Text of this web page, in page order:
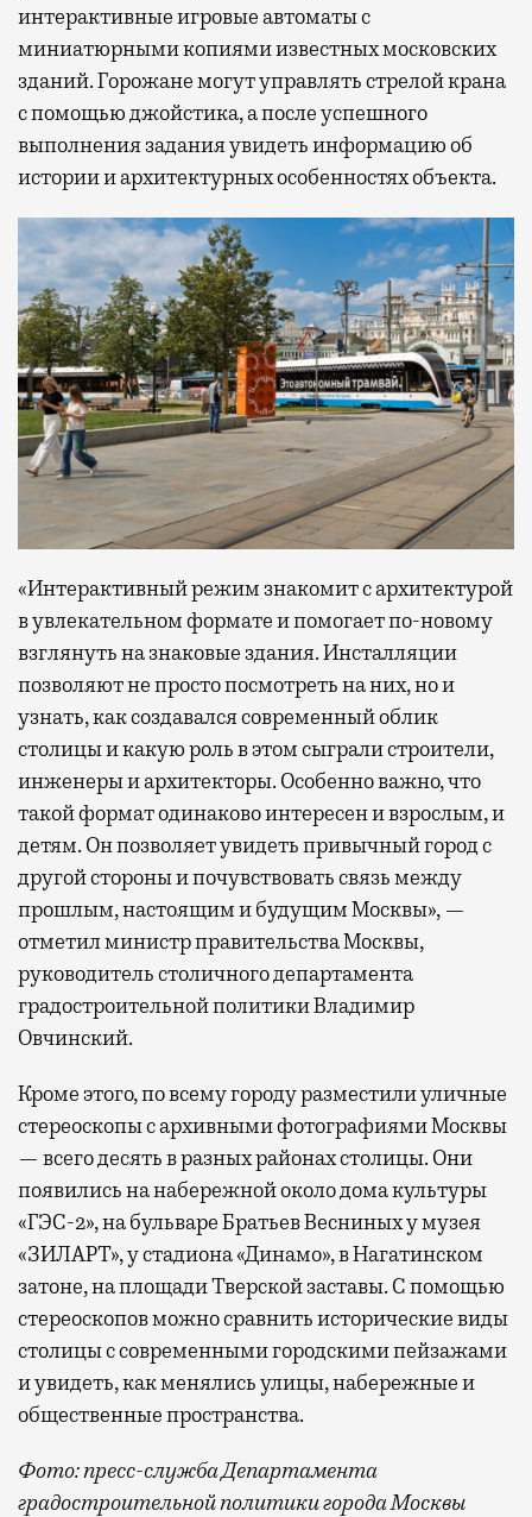
интерактивные игровые автоматы с
миниатюрными копиями известных московских
зданий. Горожане могут управлять стрелой крана
с помощью джойстика, а после успешного
выполнения задания увидеть информацию об
истории и архитектурных особенностях объекта.
«Интерактивный режим знакомит с архитектурой
в увлекательном формате и помогает по-новому
взглянуть на знаковые здания. Инсталляции
позволяют не просто посмотреть на них, но и
узнать, как создавался современный облик
столицы и какую роль в этом сыграли строители,
инженеры и архитекторы. Особенно важно, что
такой формат одинаково интересен и взрослым, и
детям. Он позволяет увидеть привычный город с
другой стороны и почувствовать связь между
прошлым, настоящим и будущим Москвы», —
отметил министр правительства Москвы,
руководитель столичного департамента
градостроительной политики Владимир
Овчинский.
Кроме этого, по всему городу разместили уличные
стереоскопы с архивными фотографиями Москвы
— всего десять в разных районах столицы. Они
появились на набережной около дома культуры
«ГЭС-2», на бульваре Братьев Весниных у музея
«ЗИЛАРТ», у стадиона «Динамо», в Нагатинском
затоне, на площади Тверской заставы. С помощью
стереоскопов можно сравнить исторические виды
столицы с современными городскими пейзажами
и увидеть, как менялись улицы, набережные и
общественные пространства.
Фото: пресс-служба Департамента
градостроительной политики города Москвы